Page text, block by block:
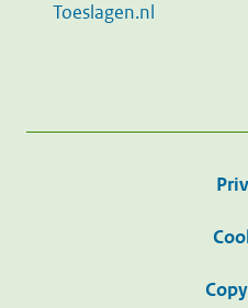
Toeslagen.nl